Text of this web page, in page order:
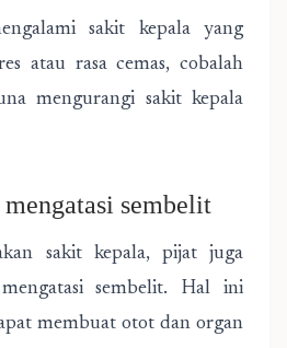
sakit kepala yang
atau rasa cemas, cobalah
mengurangi sakit kepala
sembelit
sakit kepala, pijat juga
sembelit. Hal ini
membuat otot dan organ